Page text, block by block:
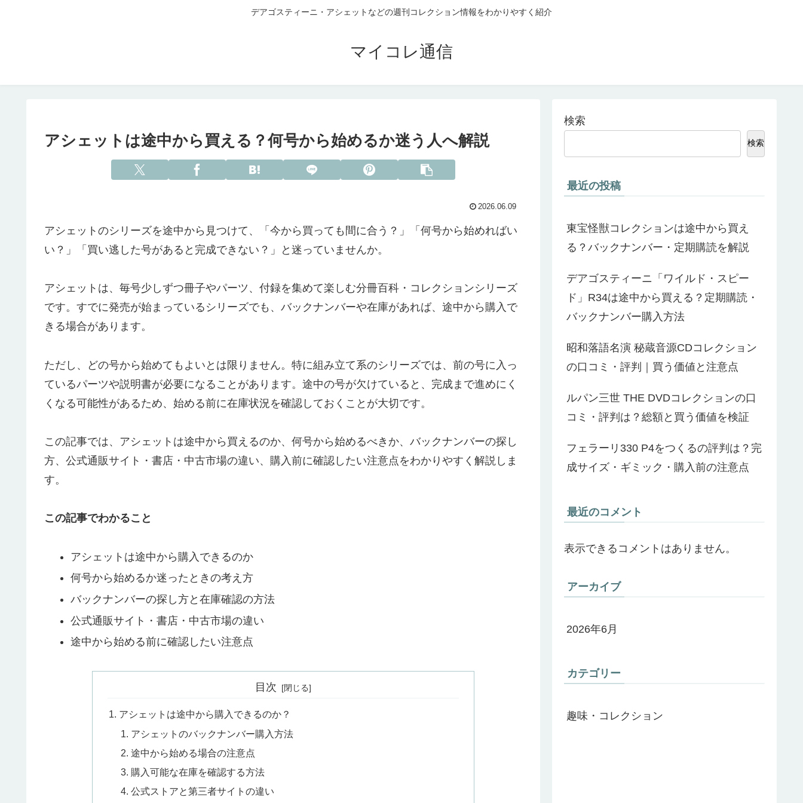
デアゴスティーニ・アシェットなどの週刊コレクション情報をわかりやすく紹介
マイコレ通信
アシェットは途中から買える？何号から始めるか迷う人へ解説
2026.06.09
アシェットのシリーズを途中から見つけて、「今から買っても間に合う？」「何号から始めればい
い？」「買い逃した号があると完成できない？」と迷っていませんか。
アシェットは、毎号少しずつ冊子やパーツ、付録を集めて楽しむ分冊百科・コレクションシリーズ
です。すでに発売が始まっているシリーズでも、バックナンバーや在庫があれば、途中から購入で
きる場合があります。
ただし、どの号から始めてもよいとは限りません。特に組み立て系のシリーズでは、前の号に入っ
ているパーツや説明書が必要になることがあります。途中の号が欠けていると、完成まで進めにく
くなる可能性があるため、始める前に在庫状況を確認しておくことが大切です。
この記事では、アシェットは途中から買えるのか、何号から始めるべきか、バックナンバーの探し
方、公式通販サイト・書店・中古市場の違い、購入前に確認したい注意点をわかりやすく解説しま
す。
この記事でわかること
アシェットは途中から購入できるのか
何号から始めるか迷ったときの考え方
バックナンバーの探し方と在庫確認の方法
公式通販サイト・書店・中古市場の違い
途中から始める前に確認したい注意点
目次
アシェットは途中から購入できるのか？
アシェットのバックナンバー購入方法
途中から始める場合の注意点
購入可能な在庫を確認する方法
公式ストアと第三者サイトの違い
検索
検索
最近の投稿
東宝怪獣コレクションは途中から買え
る？バックナンバー・定期購読を解説
デアゴスティーニ「ワイルド・スピー
ド」R34は途中から買える？定期購読・
バックナンバー購入方法
昭和落語名演 秘蔵音源CDコレクション
の口コミ・評判｜買う価値と注意点
ルパン三世 THE DVDコレクションの口
コミ・評判は？総額と買う価値を検証
フェラーリ330 P4をつくるの評判は？完
成サイズ・ギミック・購入前の注意点
最近のコメント
表示できるコメントはありません。
アーカイブ
2026年6月
カテゴリー
趣味・コレクション